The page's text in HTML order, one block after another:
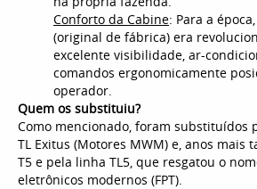
Conforto da Cabine: Para a
(original de fábrica) era
excelente visibilidade, ar-
comandos ergonomicamente
operador.
Quem os substituiu?
Como mencionado, foram substituídos
TL Exitus (Motores MWM) e, anos mais
T5 e pela linha TL5, que resgatou o
eletrônicos modernos (FPT).